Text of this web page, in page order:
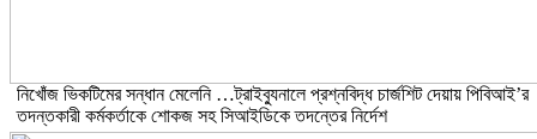
নিখোঁজ ভিকটিমের সন্ধান মেলেনি …ট্রাইব্যুনালে প্রশ্নবিদ্ধ চার্জশিট দেয়ায় পিবিআই’র
তদন্তকারী কর্মকর্তাকে শোকজ সহ সিআইডিকে তদন্তের নির্দেশ